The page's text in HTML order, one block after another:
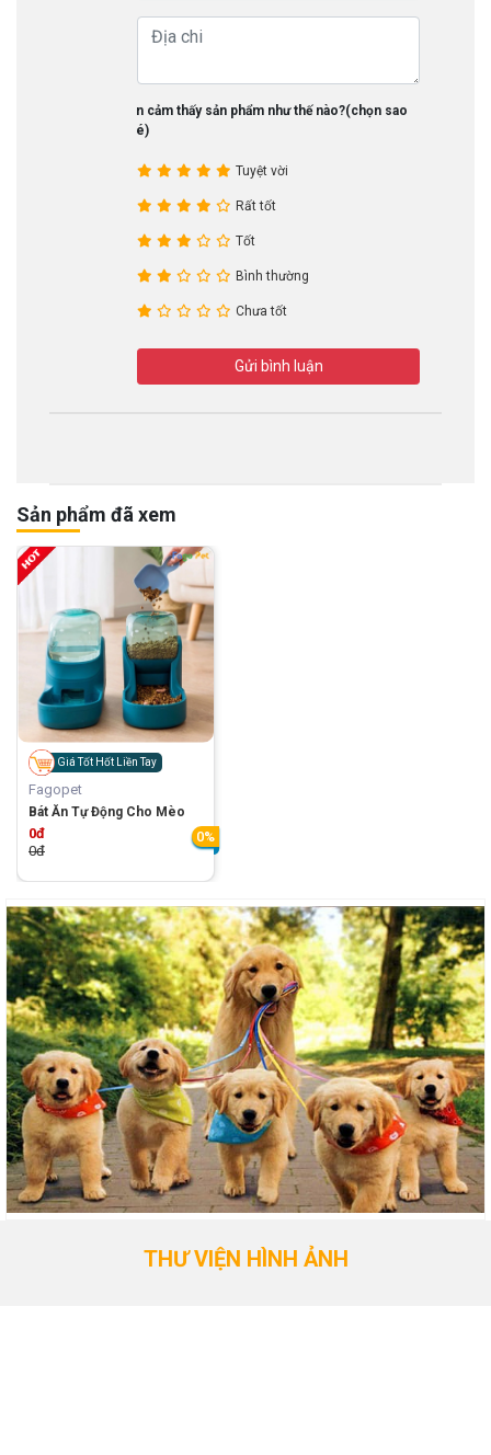
Bạn cảm thấy sản phẩm như thế nào?(chọn sao
nhé)
Tuyệt vời
Rất tốt
Tốt
Bình thường
Chưa tốt
Gửi bình luận
Sản phẩm đã xem
Giá Tốt Hốt Liền Tay
Fagopet
Bát Ăn Tự Động Cho Mèo
0đ
0đ
0%
THƯ VIỆN HÌNH ẢNH